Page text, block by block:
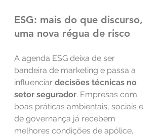
ESG: mais do que discurso,
uma nova régua de risco
A agenda ESG deixa de ser
bandeira de marketing e passa a
influenciar decisões técnicas no
setor segurador. Empresas com
boas práticas ambientais, sociais e
de governança já recebem
melhores condições de apólice,